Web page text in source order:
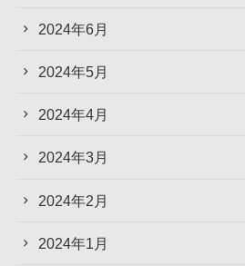
2024年6月
2024年5月
2024年4月
2024年3月
2024年2月
2024年1月